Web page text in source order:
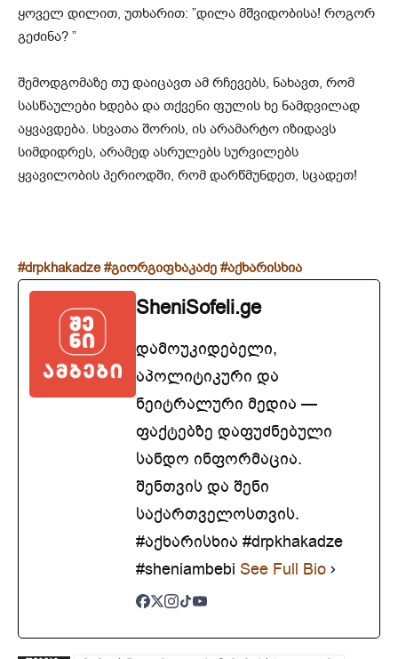
ყოველ დილით, უთხარით: ”დილა მშვიდობისა! როგორ
გეძინა? ”
შემოდგომაზე თუ დაიცავთ ამ რჩევებს, ნახავთ, რომ
სასწაულები ხდება და თქვენი ფულის ხე ნამდვილად
აყვავდება. სხვათა შორის, ის არამარტო იზიდავს
სიმდიდრეს, არამედ ასრულებს სურვილებს
ყვავილობის პერიოდში, რომ დარწმუნდეთ, სცადეთ!
#drpkhakadze #გიორგიფხაკაძე #აქხარისხია
SheniSofeli.ge
დამოუკიდებელი,
აპოლიტიკური და
ნეიტრალური მედია —
ფაქტებზე დაფუძნებული
სანდო ინფორმაცია.
შენთვის და შენი
საქართველოსთვის.
#აქხარისხია #drpkhakadze
#sheniambebi See Full Bio